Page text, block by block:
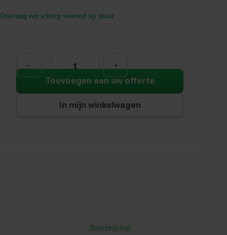
Ontvang een scherp voorstel op maat
aantal
Toevoegen aan uw offerte
In mijn winkelwagen
Beschrijving